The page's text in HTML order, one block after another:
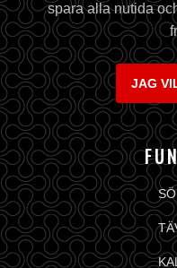
spara alla nutida
JAG